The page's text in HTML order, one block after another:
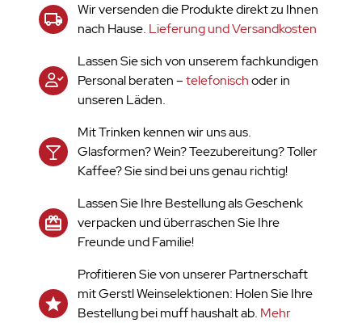
Wir versenden die Produkte direkt zu Ihnen
nach Hause. Lieferung und Versandkosten
Lassen Sie sich von unserem fachkundigen
Personal beraten –telefonischoder in
unseren Läden.
Mit Trinken kennen wir uns aus.
Glasformen? Wein? Teezubereitung? Toller
Kaffee? Sie sind bei uns genau richtig!
Lassen Sie Ihre Bestellung als Geschenk
verpacken und überraschen Sie Ihre
Freunde und Familie!
Profitieren Sie von unserer Partnerschaft
mit Gerstl Weinselektionen: Holen Sie Ihre
Bestellung bei muff haushalt ab. Mehr